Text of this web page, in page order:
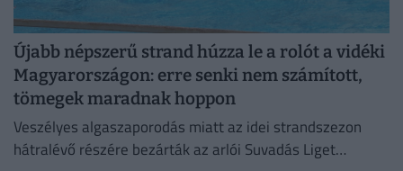
Újabb népszerű strand húzza le a rolót a vidéki
Magyarországon: erre senki nem számított,
tömegek maradnak hoppon
Veszélyes algaszaporodás miatt az idei strandszezon
hátralévő részére bezárták az arlói Suvadás Liget